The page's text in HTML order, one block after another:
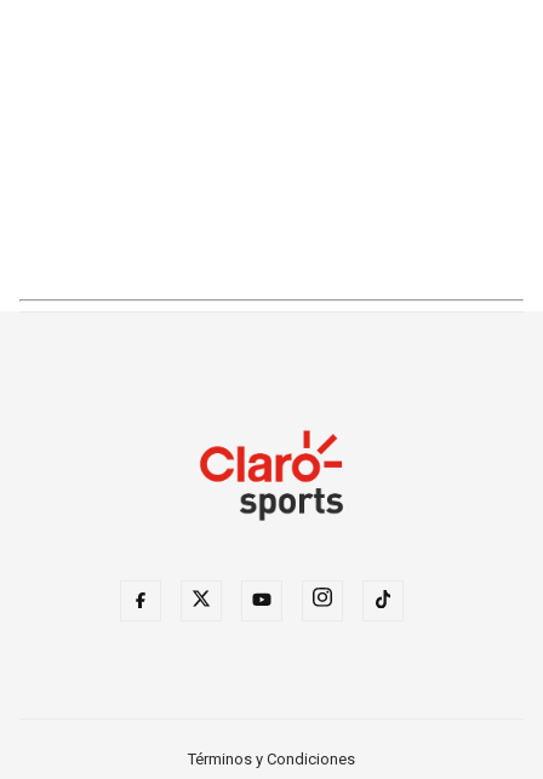
Términos y Condiciones